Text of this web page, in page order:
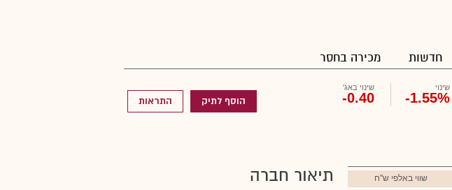
חדשות מכירה בחסר
שינוי
-1.55%
שינוי באג'
-0.40 הוסף לתיק התראות
שווי באלפי ש"ח תיאור חברה